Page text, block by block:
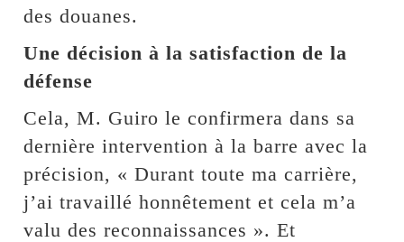
des douanes.
Une décision à la satisfaction de la
défense
Cela, M. Guiro le confirmera dans sa
dernière intervention à la barre avec la
précision, « Durant toute ma carrière,
j’ai travaillé honnêtement et cela m’a
valu des reconnaissances ». Et